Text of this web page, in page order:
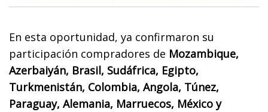
En esta oportunidad, ya confirmaron su
participación compradores de Mozambique,
Azerbaiyán, Brasil, Sudáfrica, Egipto,
Turkmenistán, Colombia, Angola, Túnez,
Paraguay, Alemania, Marruecos, México y